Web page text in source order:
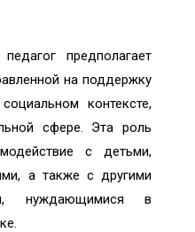
предполагает
на поддержку
контексте,
сфере. Эта роль
с детьми,
а также с другими
нуждающимися в